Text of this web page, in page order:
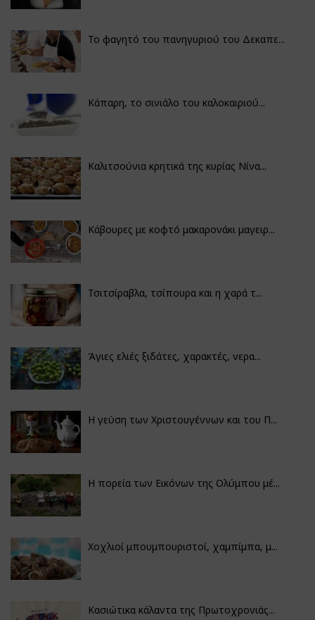
Το φαγητό του πανηγυριού του Δεκαπε...
Κάπαρη, το σινιάλο του καλοκαιριού...
Καλιτσούνια κρητικά της κυρίας Νίνα...
Κάβουρες με κοφτό μακαρονάκι μαγειρ...
Τσιτσίραβλα, τσίπουρα και η χαρά τ...
Άγιες ελιές ξιδάτες, χαρακτές, νερα...
Η γεύση των Χριστουγέννων και του Π...
Η πορεία των Εικόνων της Ολύμπου μέ...
Χοχλιοί μπουμπουριστοί, χαμπίμπα, μ...
Κασιώτικα κάλαντα της Πρωτοχρονιάς...